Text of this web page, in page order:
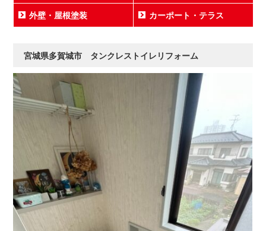
外壁・屋根塗装 カーポート・テラス
宮城県多賀城市 タンクレストイレリフォーム